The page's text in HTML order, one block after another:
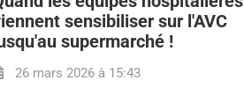
sensibiliser sur l'AVC
supermarché !
26 mars 2026 à 15:43